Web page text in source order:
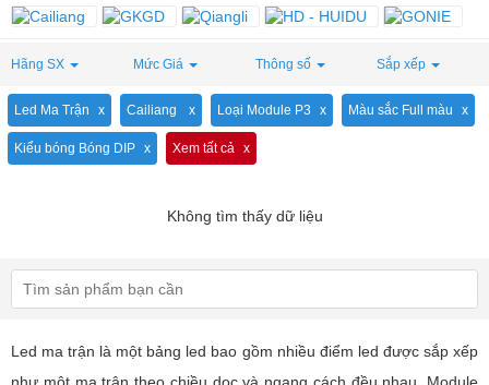
Hãng SX Mức Giá Thông số Sắp xếp
Led Ma Trận Cailiang Loại Module P3 Màu sắc Full màu
Kiểu bóng Bóng DIP Xem tất cả
Không tìm thấy dữ liệu
Led ma trận là một bảng led bao gồm nhiều điểm led được sắp xếp